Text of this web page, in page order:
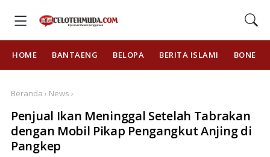
HOME BANTAENG BELOPA BERITA ISLAMI BONE
Beranda › News ›
Penjual Ikan Meninggal Setelah Tabrakan
dengan Mobil Pikap Pengangkut Anjing di
Pangkep